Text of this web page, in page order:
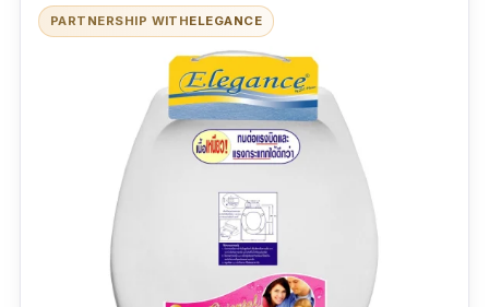
คนละแบบ ผู้หญิงก็ติดตั้งเองได้ สะดวกมากค่ะ”
PARTNERSHIP WITHELEGANCE